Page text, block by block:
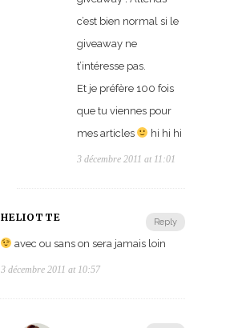
c’est bien normal si le
giveaway ne
t’intéresse pas.
Et je préfère 100 fois
que tu viennes pour
mes articles
hi hi hi
3 décembre 2011 at 11:01
Reply
HELIOTTE
avec ou sans on sera jamais loin
3 décembre 2011 at 10:57